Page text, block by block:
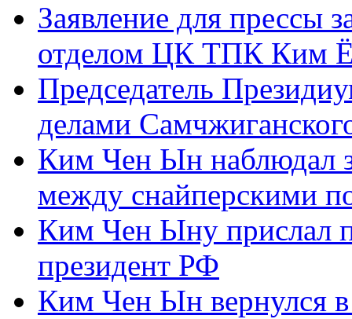
Заявление для прессы
отделом ЦК ТПК Ким
Председатель
делами
Ким Чен Ын наблюдал
между снайперскими
Ким Чен Ыну прислал
президент РФ
Ким Чен Ын вернулся